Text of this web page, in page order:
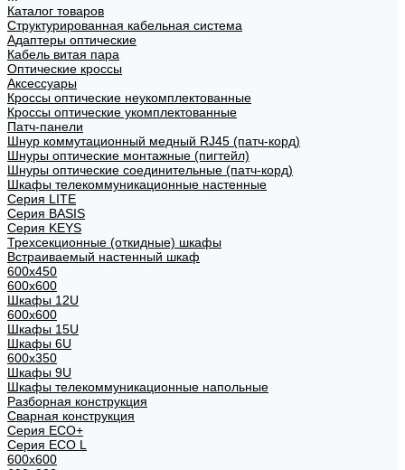
Каталог товаров
Структурированная кабельная система
Адаптеры оптические
Кабель витая пара
Оптические кроссы
Аксессуары
Кроссы оптические неукомплектованные
Кроссы оптические укомплектованные
Патч-панели
Шнур коммутационный медный RJ45 (патч-корд)
Шнуры оптические монтажные (пигтейл)
Шнуры оптические соединительные (патч-корд)
Шкафы телекоммуникационные настенные
Cерия LITE
Cерия BASIS
Cерия KEYS
Трехсекционные (откидные) шкафы
Встраиваемый настенный шкаф
600x450
600x600
Шкафы 12U
600x600
Шкафы 15U
Шкафы 6U
600x350
Шкафы 9U
Шкафы телекоммуникационные напольные
Разборная конструкция
Сварная конструкция
Серия ECO+
Серия ECO L
600x600